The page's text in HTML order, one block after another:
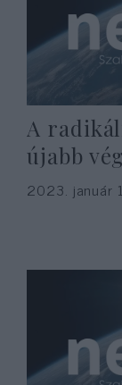
A
újabb
2023. január